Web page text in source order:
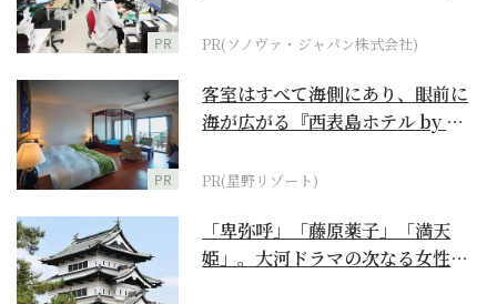
PR PR(ソノヴァ・ジャパン株式会社)
PR
客室はすべて海側にあり、眼前に
海が広がる『西表島ホテル by 星
PR(星野リゾート)
「卑弥呼」「藤原薬子」「満天
姫」。大河ドラマの次なる女性主